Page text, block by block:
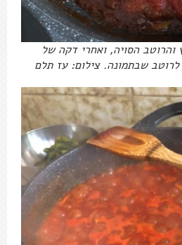
הסויה, ואחרי דקה של
שבתמונה. צילום: עז תלם